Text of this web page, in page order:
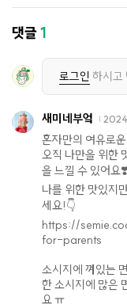
댓글1
로그인 하시고
새미네부엌
혼자만의 여유로
오직 나만을 위한
을 느낄 수 있어요❣️
나를 위한 맛있지
세요!👇
https://
for-parents
소시지에 껴있는
한 소시지에 많은
요 ㅠ